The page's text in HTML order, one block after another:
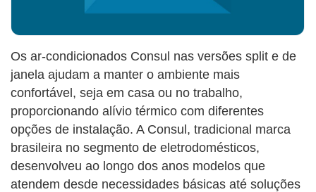
Os ar-condicionados Consul nas versões split e de
janela ajudam a manter o ambiente mais
confortável, seja em casa ou no trabalho,
proporcionando alívio térmico com diferentes
opções de instalação. A Consul, tradicional marca
brasileira no segmento de eletrodomésticos,
desenvolveu ao longo dos anos modelos que
atendem desde necessidades básicas até soluções